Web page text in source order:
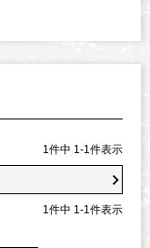
1件中 1-1件表示
1件中 1-1件表示